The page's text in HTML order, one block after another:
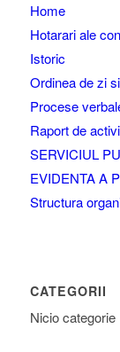
Home
Hotarari ale
Istoric
Ordinea de zi
Procese
Raport de
SERVICIUL
EVIDENTA A
Structura
CATEGORII
Nicio categorie